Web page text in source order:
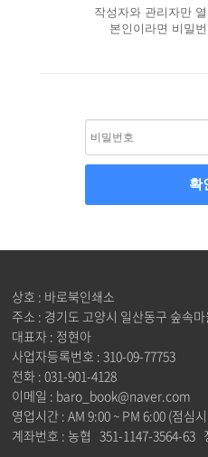
작성자와 관리자만
본인이라면 비밀
상호 : 바로북인쇄소
주소 : 경기도 고양시 일산동구 숲속
대표자 : 정현아
사업자등록번호 : 310-09-77753
전화 : 031-901-4128
이메일 : baro_book@naver.com
영업시간 : AM 9:00 ~ PM 6:00 (점심
계좌번호 : 농협 351-1147-3564-63